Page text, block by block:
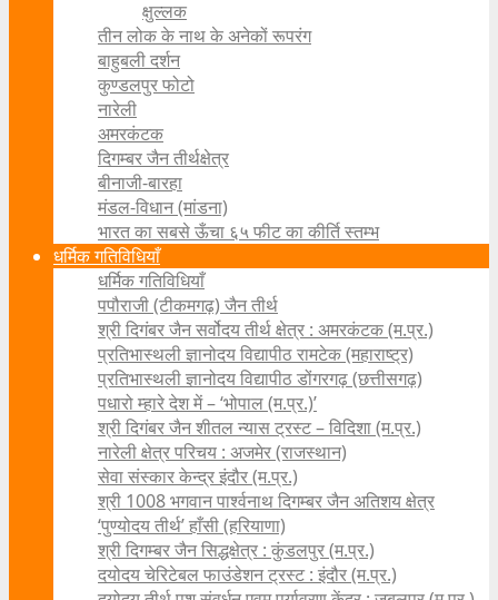
क्षुल्लक
तीन लोक के नाथ के अनेकों रूपरंग
बाहुबली दर्शन
कुण्डलपुर फोटो
नारेली
अमरकंटक
दिगम्बर जैन तीर्थक्षेत्र
बीनाजी-बारहा
मंडल-विधान (मांडना)
भारत का सबसे ऊँचा ६५ फीट का कीर्ति स्तम्भ
धर्मिक गतिविधियाँ
धर्मिक गतिविधियाँ
पपौराजी (टीकमगढ़) जैन तीर्थ
श्री दिगंबर जैन सर्वोदय तीर्थ क्षेत्र : अमरकंटक (म.प्र.)
प्रतिभास्थली ज्ञानोदय विद्यापीठ रामटेक (महाराष्ट्र)
प्रतिभास्थली ज्ञानोदय विद्यापीठ डोंगरगढ़ (छत्तीसगढ़)
पधारो म्हारे देश में – ‘भोपाल (म.प्र.)’
श्री दिगंबर जैन शीतल न्यास ट्रस्ट – विदिशा (म.प्र.)
नारेली क्षेत्र परिचय : अजमेर (राजस्थान)
सेवा संस्कार केन्द्र इंदौर (म.प्र.)
श्री 1008 भगवान पार्श्वनाथ दिगम्बर जैन अतिशय क्षे‍त्र
‘पुण्योदय तीर्थ’ हाँसी (हरियाणा)
श्री दिगम्बर जैन सिद्धक्षेत्र : कुंडलपुर (म.प्र.)
दयोदय चेरिटेबल फाउंडेशन ट्रस्ट : इंदौर (म.प्र.)